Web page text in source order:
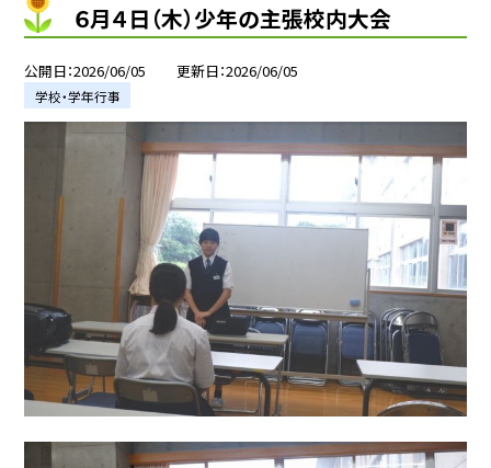
６月４日（木）少年の主張校内大会
公開日 2026/06/05 更新日 2026/06/05
学校・学年行事